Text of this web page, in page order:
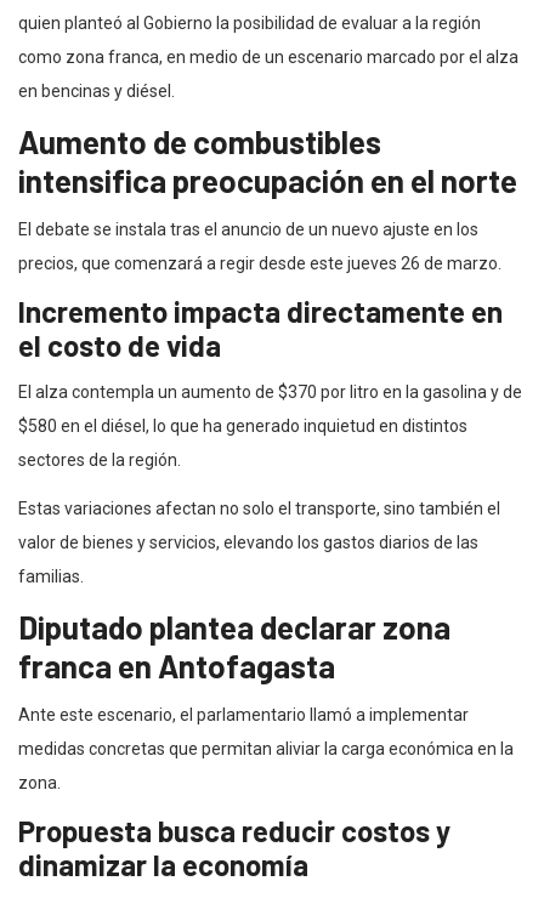
quien planteó al Gobierno la posibilidad de evaluar a la región
como zona franca, en medio de un escenario marcado por el alza
en bencinas y diésel.
Aumento de combustibles
intensifica preocupación en el norte
El debate se instala tras el anuncio de un nuevo ajuste en los
precios, que comenzará a regir desde este jueves 26 de marzo.
Incremento impacta directamente en
el costo de vida
El alza contempla un aumento de $370 por litro en la gasolina y de
$580 en el diésel, lo que ha generado inquietud en distintos
sectores de la región.
Estas variaciones afectan no solo el transporte, sino también el
valor de bienes y servicios, elevando los gastos diarios de las
familias.
Diputado plantea declarar zona
franca en Antofagasta
Ante este escenario, el parlamentario llamó a implementar
medidas concretas que permitan aliviar la carga económica en la
zona.
Propuesta busca reducir costos y
dinamizar la economía